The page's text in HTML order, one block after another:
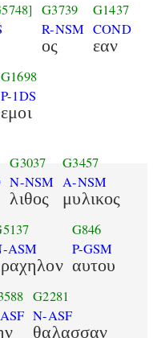
G3739
R-NSM
ος
G1437
COND
εαν
G1698
P-1DS
εμοι
G3037
N-NSM
λιθος
G3457
A-NSM
μυλικος
ASM
G846
P-GSM
αυτου
G2281
N-ASF
θαλασσαν